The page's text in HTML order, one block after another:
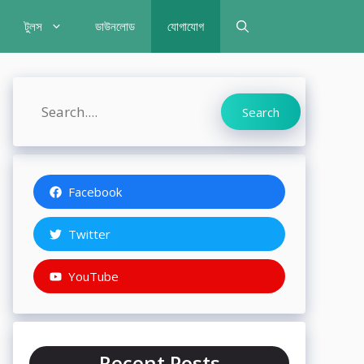
টুলস ডাউনলোড যোগাযোগ
Search Search
Facebook
Twitter
YouTube